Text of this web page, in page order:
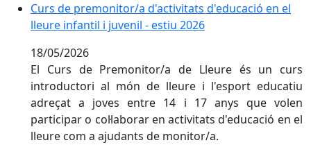
Curs de premonitor/a d'activitats d'educació en el
Curs de premonitor/a d'activitats d'educació en el
lleure infantil i juvenil - estiu 2026
18/05/2026
El Curs de Premonitor/a de Lleure és un curs
introductori al món de lleure i l'esport educatiu
adreçat a joves entre 14 i 17 anys que volen
participar o col·laborar en activitats d'educació en el
lleure com a ajudants de monitor/a.